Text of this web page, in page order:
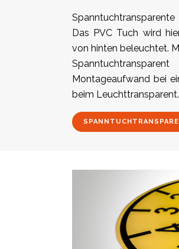
Das PVC Tuch wird
von hinten beleuchtet.
Montageaufwand bei
beim